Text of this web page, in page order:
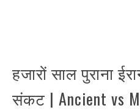
हजारों साल पुराना
संकट | Ancient vs